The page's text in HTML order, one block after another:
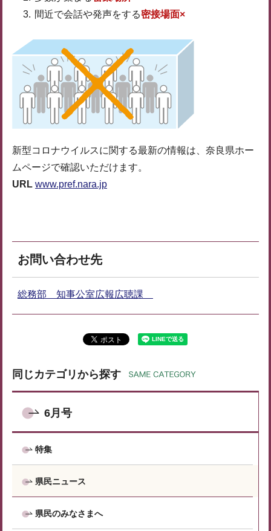
間近で会話や発声をする密接場面×
新型コロナウイルスに関する最新の情報は、奈良県ホー
ムページで確認いただけます。
URL www.pref.nara.jp
お問い合わせ先
総務部 知事公室広報広聴課
同じカテゴリから探す
6月号
特集
県民ニュース
県民のみなさまへ